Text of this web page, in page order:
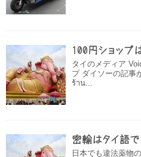
100円ショップ
タイのメディア
プ ダイソーの記事
ร้าน...
密輸はタイ語で
日本でも違法薬物